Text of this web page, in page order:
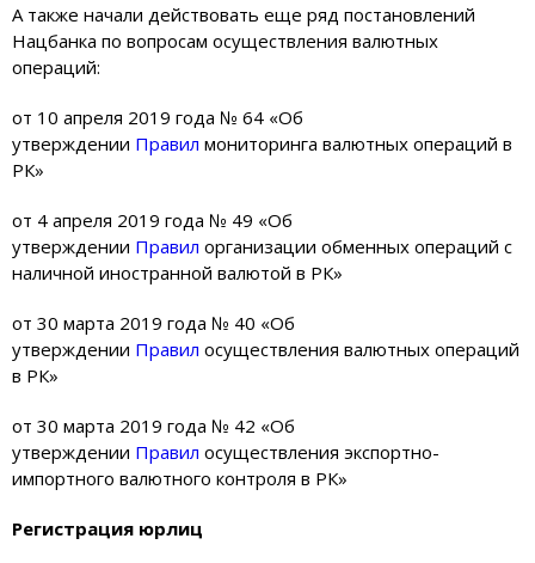
А также начали действовать еще ряд постановлений
Нацбанка по вопросам осуществления валютных
операций:
от 10 апреля 2019 года № 64 «Об
утверждении Правил мониторинга валютных операций в
РК»
от 4 апреля 2019 года № 49 «Об
утверждении Правил организации обменных операций с
наличной иностранной валютой в РК»
от 30 марта 2019 года № 40 «Об
утверждении Правил осуществления валютных операций
в РК»
от 30 марта 2019 года № 42 «Об
утверждении Правил осуществления экспортно-
импортного валютного контроля в РК»
Регистрация юрлиц